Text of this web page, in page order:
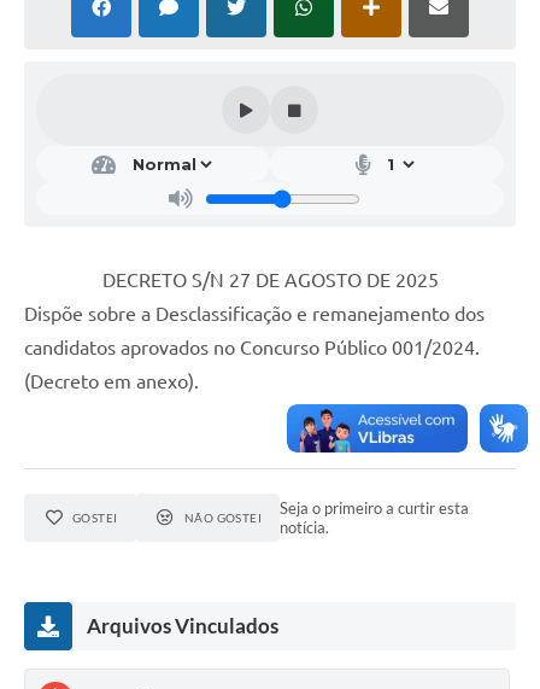
DECRETO S/N 27 DE AGOSTO DE 2025
Dispõe sobre a Desclassificação e remanejamento dos
candidatos aprovados no Concurso Público 001/2024.
(Decreto em anexo).
GOSTEI NÃO GOSTEI
Seja o primeiro a curtir esta
notícia.
Arquivos Vinculados